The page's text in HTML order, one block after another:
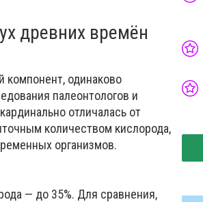
древних времён
компонент, одинаково
палеонтологов и
отличалась от
количеством кислорода,
организмов.
— до 35%. Для сравнения,